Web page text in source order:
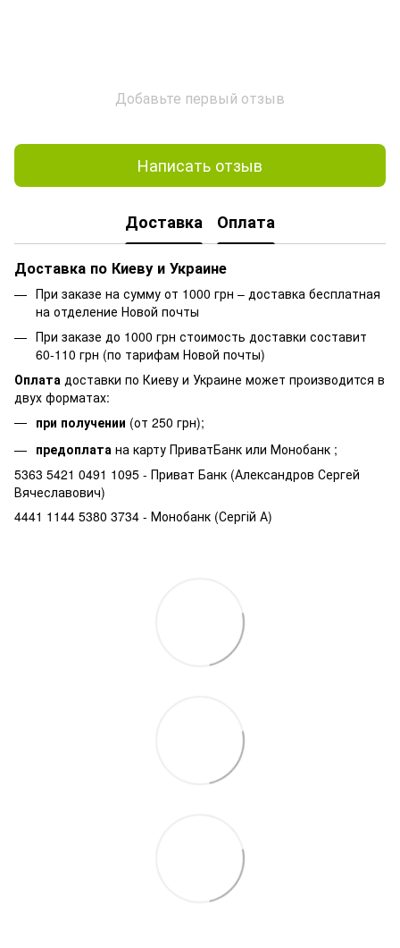
Добавьте первый отзыв
Написать отзыв
Доставка Оплата
Доставка по Киеву и Украине
При заказе на сумму от 1000 грн – доставка бесплатная
на отделение Новой почты
При заказе до 1000 грн стоимость доставки составит
60-110 грн (по тарифам Новой почты)
Оплата доставки по Киеву и Украине может производится в
двух форматах:
при получении (от 250 грн);
предоплата на карту ПриватБанк или Монобанк ;
5363 5421 0491 1095 - Приват Банк (Александров Сергей
Вячеславович)
4441 1144 5380 3734 - Монобанк (Сергій А)